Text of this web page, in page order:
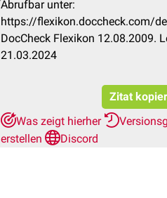
Abrufbar unter:
https://flexikon.doccheck.com/
DocCheck Flexikon 12.08.2009.
21.03.2024
Zitat
Was zeigt hierher
erstellen
Discord